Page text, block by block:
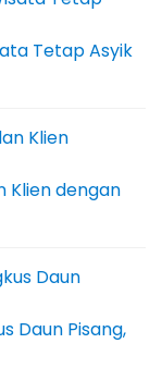
Tetap Asyik
Klien dengan
Daun Pisang,